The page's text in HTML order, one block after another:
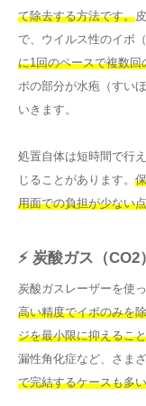
て除去する方法です。
で、ウイルス性のイボ
に1回のペースで複数
ボの部分が水疱（すい
いきます。
処置自体は短時間で行
じることがあります。
用面での負担が少ない
⚡ 炭酸ガス（
炭酸ガスレーザーを使
高い精度でイボのみを
ジを最小限に抑えるこ
漏性角化症など、さま
で完結するケースも多